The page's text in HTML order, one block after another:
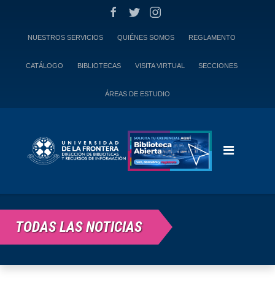
NUESTROS SERVICIOS QUIÉNES SOMOS REGLAMENTO
CATÁLOGO BIBLIOTECAS VISITA VIRTUAL SECCIONES
ÁREAS DE ESTUDIO
TODAS LAS NOTICIAS